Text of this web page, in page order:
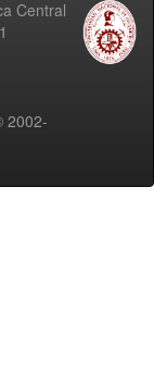
Central
2002-